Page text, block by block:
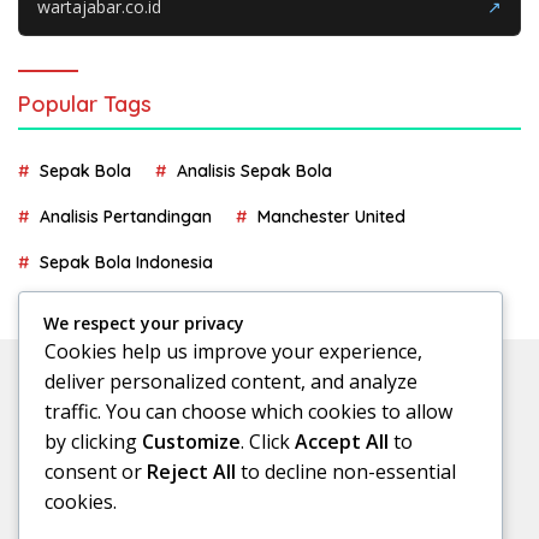
wartajabar.co.id ↗
Popular Tags
Sepak Bola Analisis Sepak Bola
Analisis Pertandingan Manchester United
Sepak Bola Indonesia
We respect your privacy
Cookies help us improve your experience,
deliver personalized content, and analyze
traffic. You can choose which cookies to allow
by clicking Customize. ClickAccept All to
consent or Reject All to decline non-essential
cookies.